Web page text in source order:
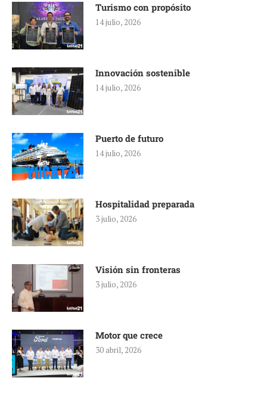
Turismo con propósito
14 julio, 2026
Innovación sostenible
14 julio, 2026
Puerto de futuro
14 julio, 2026
Hospitalidad preparada
3 julio, 2026
Visión sin fronteras
3 julio, 2026
Motor que crece
30 abril, 2026